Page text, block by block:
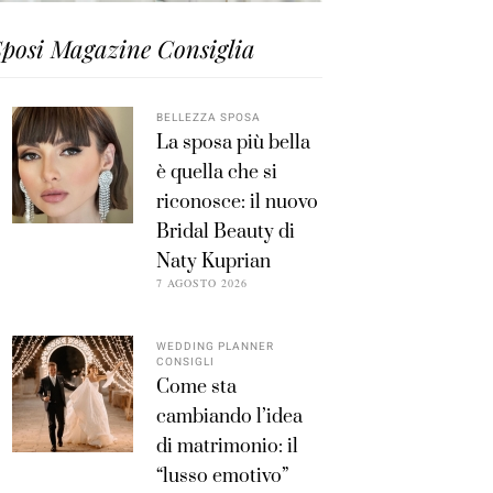
Magazine Consiglia
BELLEZZA SPOSA
La sposa più bella
è quella che si
riconosce: il nuovo
Bridal Beauty di
Naty Kuprian
7 AGOSTO 2026
WEDDING PLANNER
CONSIGLI
Come sta
cambiando l’idea
di matrimonio: il
“lusso emotivo”